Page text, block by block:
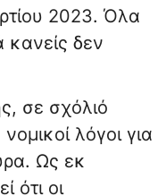
2023. Όλα
δεν
σε σχόλιό
λόγοι για
Ως εκ
ότι οι